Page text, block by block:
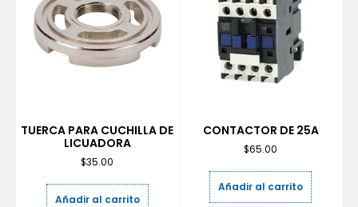
TUERCA PARA CUCHILLA DE
LICUADORA
$35.00
Añadir al carrito
CONTACTOR DE 25A
$65.00
Añadir al carrito